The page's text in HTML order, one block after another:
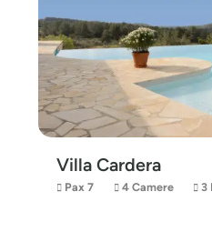
Villa Cardera
Pax 7 4 Camere 3